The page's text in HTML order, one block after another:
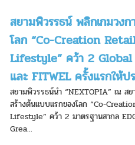
สยามพิวรรธน์ พลิกเกมวง
โลก “Co-Creation
Lifestyle” คว้า 2
และ FITWEL ครั้งแรกให้ป
สยามพิวรรธน์นำ “NEXTOPIA” ณ สย
สร้างต้นแบบแรกของโลก “Co-
Lifestyle” คว้า 2 มาตรฐานสากล
Grea...